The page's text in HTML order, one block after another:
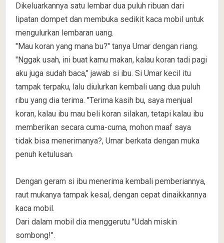
Dikeluarkannya satu lembar dua puluh ribuan dari
lipatan dompet dan membuka sedikit kaca mobil untuk
mengulurkan lembaran uang.
"Mau koran yang mana bu?" tanya Umar dengan riang.
"Nggak usah, ini buat kamu makan, kalau koran tadi pagi
aku juga sudah baca," jawab si ibu. Si Umar kecil itu
tampak terpaku, lalu diulurkan kembali uang dua puluh
ribu yang dia terima. "Terima kasih bu, saya menjual
koran, kalau ibu mau beli koran silakan, tetapi kalau ibu
memberikan secara cuma-cuma, mohon maaf saya
tidak bisa menerimanya?, Umar berkata dengan muka
penuh ketulusan.
Dengan geram si ibu menerima kembali pemberiannya,
raut mukanya tampak kesal, dengan cepat dinaikkannya
kaca mobil.
Dari dalam mobil dia menggerutu "Udah miskin
sombong!".